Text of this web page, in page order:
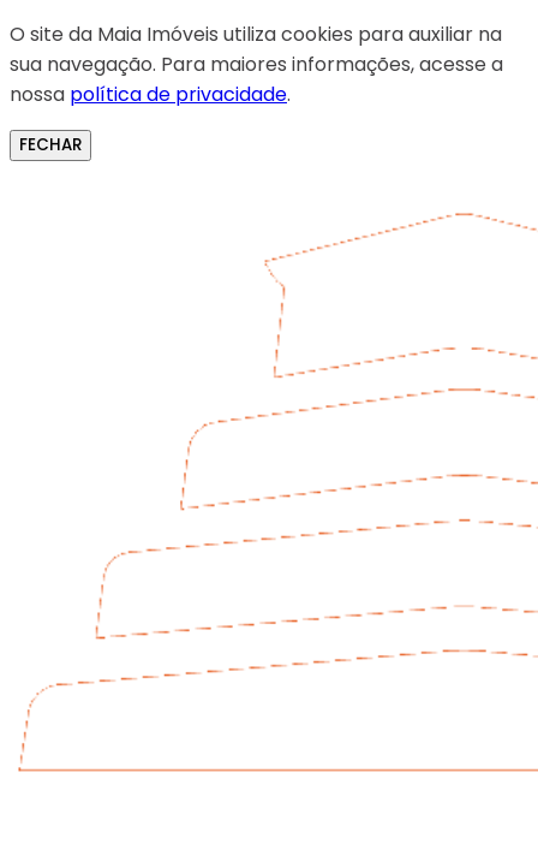
O site da Maia Imóveis utiliza cookies para auxiliar na
sua navegação. Para maiores informações, acesse a
nossa política de privacidade.
FECHAR